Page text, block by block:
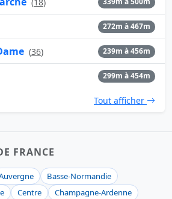
(18)
272m à 467m
(36) 239m à 456m
299m à 454m
Tout afficher
FRANCE
Basse-Normandie
Centre
Champagne-Ardenne